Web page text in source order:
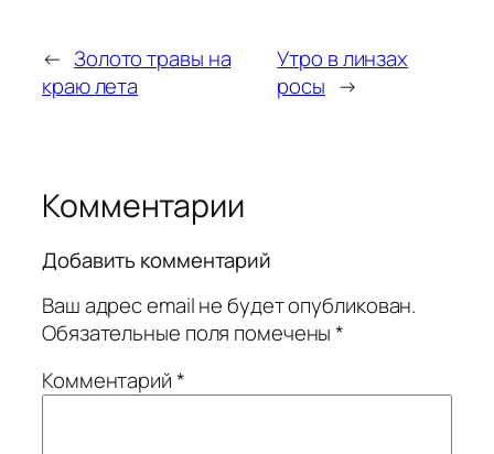
← Золото травы на
краю лета
Утро в линзах
росы →
Комментарии
Добавить комментарий
Ваш адрес email не будет опубликован.
Обязательные поля помечены*
Комментарий*